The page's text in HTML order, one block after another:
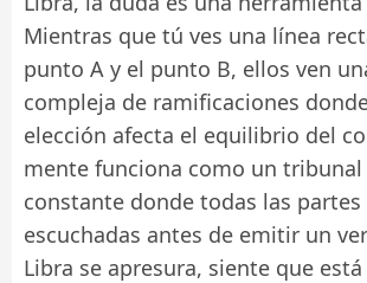
Mientras que tú ves una línea
punto A y el punto B, ellos ven
compleja de ramificaciones
elección afecta el equilibrio del
mente funciona como un
constante donde todas las partes
escuchadas antes de emitir un
Libra se apresura, siente que